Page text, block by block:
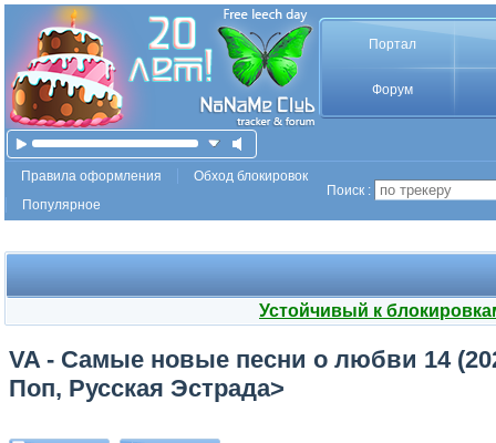
Портал
Форум
Правила оформления
Обход блокировок
Популярное
Поиск :
Устойчивый к
VA - Самые новые песни о любви 14
Поп, Русская Эстрада>